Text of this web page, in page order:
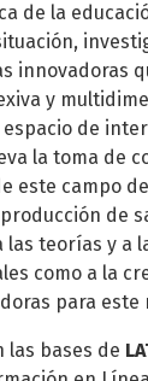
de la
innovadoras
y
espacio de
la toma de
este campo
de
las teorías y a
como a la
para este
las bases de